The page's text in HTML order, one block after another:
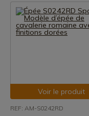
Voir le produit
REF: AM-S0242RD